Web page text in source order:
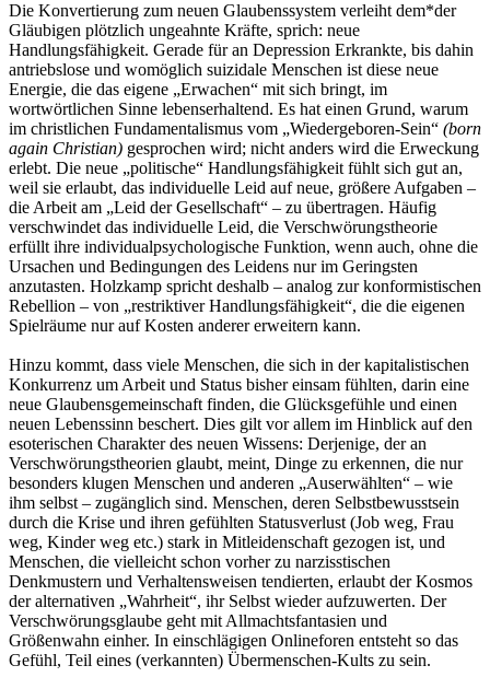
Die Konvertierung zum neuen Glaubenssystem verleiht dem*der
Gläubigen plötzlich ungeahnte Kräfte, sprich: neue
Handlungsfähigkeit. Gerade für an Depression Erkrankte, bis dahin
antriebslose und womöglich suizidale Menschen ist diese neue
Energie, die das eigene „Erwachen“ mit sich bringt, im
wortwörtlichen Sinne lebenserhaltend. Es hat einen Grund, warum
im christlichen Fundamentalismus vom „Wiedergeboren-Sein“ (born
again Christian) gesprochen wird; nicht anders wird die Erweckung
erlebt. Die neue „politische“ Handlungsfähigkeit fühlt sich gut an,
weil sie erlaubt, das individuelle Leid auf neue, größere Aufgaben –
die Arbeit am „Leid der Gesellschaft“ – zu übertragen. Häufig
verschwindet das individuelle Leid, die Verschwörungstheorie
erfüllt ihre individualpsychologische Funktion, wenn auch, ohne die
Ursachen und Bedingungen des Leidens nur im Geringsten
anzutasten. Holzkamp spricht deshalb – analog zur konformistischen
Rebellion – von „restriktiver Handlungsfähigkeit“, die die eigenen
Spielräume nur auf Kosten anderer erweitern kann.
Hinzu kommt, dass viele Menschen, die sich in der kapitalistischen
Konkurrenz um Arbeit und Status bisher einsam fühlten, darin eine
neue Glaubensgemeinschaft finden, die Glücksgefühle und einen
neuen Lebenssinn beschert. Dies gilt vor allem im Hinblick auf den
esoterischen Charakter des neuen Wissens: Derjenige, der an
Verschwörungstheorien glaubt, meint, Dinge zu erkennen, die nur
besonders klugen Menschen und anderen „Auserwählten“ – wie
ihm selbst – zugänglich sind. Menschen, deren Selbstbewusstsein
durch die Krise und ihren gefühlten Statusverlust (Job weg, Frau
weg, Kinder weg etc.) stark in Mitleidenschaft gezogen ist, und
Menschen, die vielleicht schon vorher zu narzisstischen
Denkmustern und Verhaltensweisen tendierten, erlaubt der Kosmos
der alternativen „Wahrheit“, ihr Selbst wieder aufzuwerten. Der
Verschwörungsglaube geht mit Allmachtsfantasien und
Größenwahn einher. In einschlägigen Onlineforen entsteht so das
Gefühl, Teil eines (verkannten) Übermenschen-Kults zu sein.